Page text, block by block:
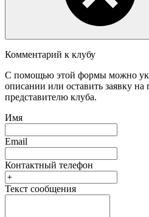
Комментарий к клубу
С помощью этой формы можно
описании или оставить заявку на
представителю клуба.
Имя
Email
Контактный телефон
Текст сообщения